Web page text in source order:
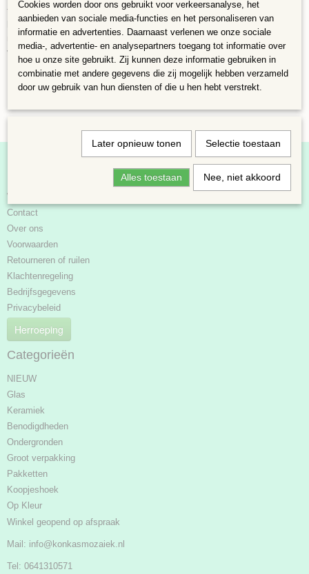
terwijl de andere kant droog blijft. Hierdoor ontstaan er spanningen en
buigt de plank. Bij normale weersomstandigheden is er niets aan de hand,
niet te nat voegen en rustig laten drogen, maar bij extreem weer kan dit
voorkomen
Webshop
Contact
Over ons
Voorwaarden
Retourneren of ruilen
Klachtenregeling
Bedrijfsgegevens
Privacybeleid
Herroeping
Categorieën
NIEUW
Glas
Keramiek
Benodigdheden
Ondergronden
Groot verpakking
Pakketten
Koopjeshoek
Op Kleur
Winkel geopend op afspraak
Mail: info@konkasmozaiek.nl
Tel: 0641310571
Cookies worden door ons gebruikt voor verkeersanalyse, het
aanbieden van sociale media-functies en het personaliseren van
informatie en advertenties. Daarnaast verlenen we onze sociale
media-, advertentie- en analysepartners toegang tot informatie over
hoe u onze site gebruikt. Zij kunnen deze informatie gebruiken in
combinatie met andere gegevens die zij mogelijk hebben verzameld
door uw gebruik van hun diensten of die u hen hebt verstrekt.
Later opnieuw tonen Selectie toestaan
Alles toestaan Nee, niet akkoord